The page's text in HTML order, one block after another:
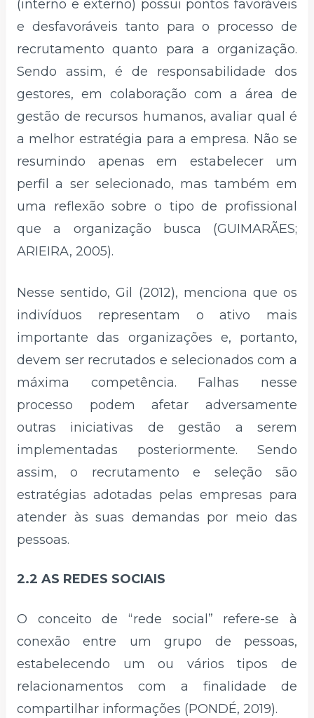
(interno e externo) possui pontos favoráveis
e desfavoráveis tanto para o processo de
recrutamento quanto para a organização.
Sendo assim, é de responsabilidade dos
gestores, em colaboração com a área de
gestão de recursos humanos, avaliar qual é
a melhor estratégia para a empresa. Não se
resumindo apenas em estabelecer um
perfil a ser selecionado, mas também em
uma reflexão sobre o tipo de profissional
que a organização busca (GUIMARÃES;
ARIEIRA, 2005).
Nesse sentido, Gil (2012), menciona que os
indivíduos representam o ativo mais
importante das organizações e, portanto,
devem ser recrutados e selecionados com a
máxima competência. Falhas nesse
processo podem afetar adversamente
outras iniciativas de gestão a serem
implementadas posteriormente. Sendo
assim, o recrutamento e seleção são
estratégias adotadas pelas empresas para
atender às suas demandas por meio das
pessoas.
2.2 AS REDES SOCIAIS
O conceito de “rede social” refere-se à
conexão entre um grupo de pessoas,
estabelecendo um ou vários tipos de
relacionamentos com a finalidade de
compartilhar informações (PONDÉ, 2019).